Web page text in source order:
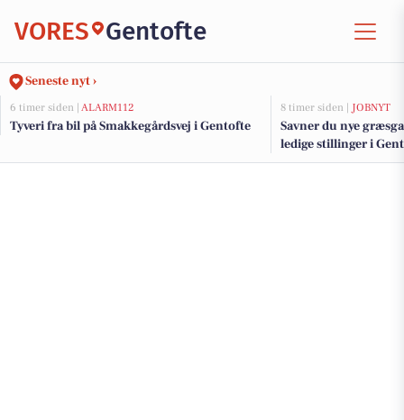
VORES Gentofte
Seneste nyt ›
6 timer siden | ALARM112
Tyveri fra bil på Smakkegårdsvej i Gentofte
8 timer siden | JOBNYT
Savner du nye
ledige stillinger i